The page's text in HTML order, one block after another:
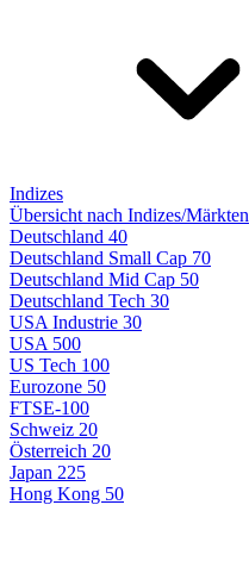
Indizes
Übersicht nach Indizes/Märkten
Deutschland 40
Deutschland Small Cap 70
Deutschland Mid Cap 50
Deutschland Tech 30
USA Industrie 30
USA 500
US Tech 100
Eurozone 50
FTSE-100
Schweiz 20
Österreich 20
Japan 225
Hong Kong 50